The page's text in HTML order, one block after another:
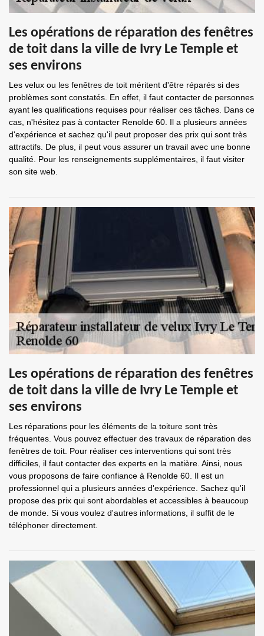
Les opérations de réparation des fenêtres
de toit dans la ville de Ivry Le Temple et
ses environs
Les velux ou les fenêtres de toit méritent d'être réparés si des
problèmes sont constatés. En effet, il faut contacter de personnes
ayant les qualifications requises pour réaliser ces tâches. Dans ce
cas, n'hésitez pas à contacter Renolde 60. Il a plusieurs années
d'expérience et sachez qu'il peut proposer des prix qui sont très
attractifs. De plus, il peut vous assurer un travail avec une bonne
qualité. Pour les renseignements supplémentaires, il faut visiter
son site web.
Les opérations de réparation des fenêtres
de toit dans la ville de Ivry Le Temple et
ses environs
Les réparations pour les éléments de la toiture sont très
fréquentes. Vous pouvez effectuer des travaux de réparation des
fenêtres de toit. Pour réaliser ces interventions qui sont très
difficiles, il faut contacter des experts en la matière. Ainsi, nous
vous proposons de faire confiance à Renolde 60. Il est un
professionnel qui a plusieurs années d'expérience. Sachez qu'il
propose des prix qui sont abordables et accessibles à beaucoup
de monde. Si vous voulez d'autres informations, il suffit de le
téléphoner directement.